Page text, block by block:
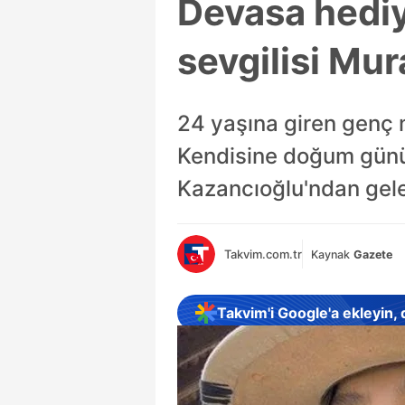
Devasa
sevgilisi
24 yaşına giren genç
Kendisine doğum
Kazancıoğlu'ndan
Takvim.com.tr Kaynak Gazete
Takvim'i Google'a ekleyin,